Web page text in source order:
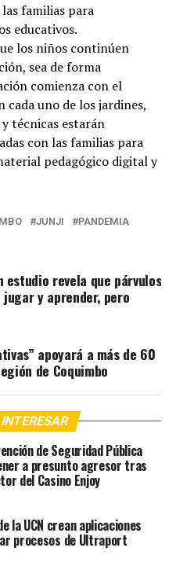
familias para
educativos.
los niños continúen
sea de forma
comienza con el
cada uno de los jardines,
técnicas estarán
con las familias para
pedagógico digital y
JUNJI
PANDEMIA
estudio revela que párvulos
y aprender, pero
apoyará a más de 60
de Coquimbo
de Seguridad Pública
a presunto agresor tras
del Casino Enjoy
la UCN crean aplicaciones
procesos de Ultraport